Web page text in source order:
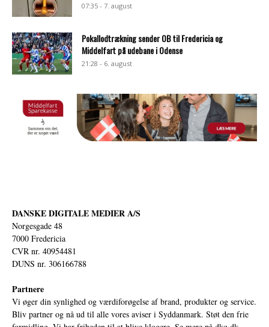
07:35 - 7. august
Pokallodtrækning sender OB til Fredericia og
Middelfart på udebane i Odense
21:28 - 6. august
DANSKE DIGITALE MEDIER A/S
Norgesgade 48
7000 Fredericia
CVR nr. 40954481
DUNS nr. 306166788
Partnere
Vi øger din synlighed og værdiforøgelse af brand, produkter og service.
Bliv partner og nå ud til alle vores aviser i Syddanmark. Støt den frie